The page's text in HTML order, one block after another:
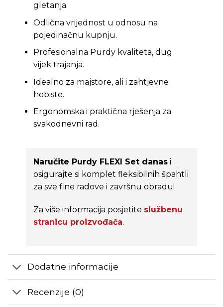
gletanja.
Odlična vrijednost u odnosu na
pojedinačnu kupnju.
Profesionalna Purdy kvaliteta, dug
vijek trajanja.
Idealno za majstore, ali i zahtjevne
hobiste.
Ergonomska i praktična rješenja za
svakodnevni rad.
Naručite Purdy FLEXI Set danasi
osigurajte si komplet fleksibilnih špahtli
za sve fine radove i završnu obradu!
Za više informacija posjetite službenu
stranicu proizvođača.
Dodatne informacije
Recenzije (0)